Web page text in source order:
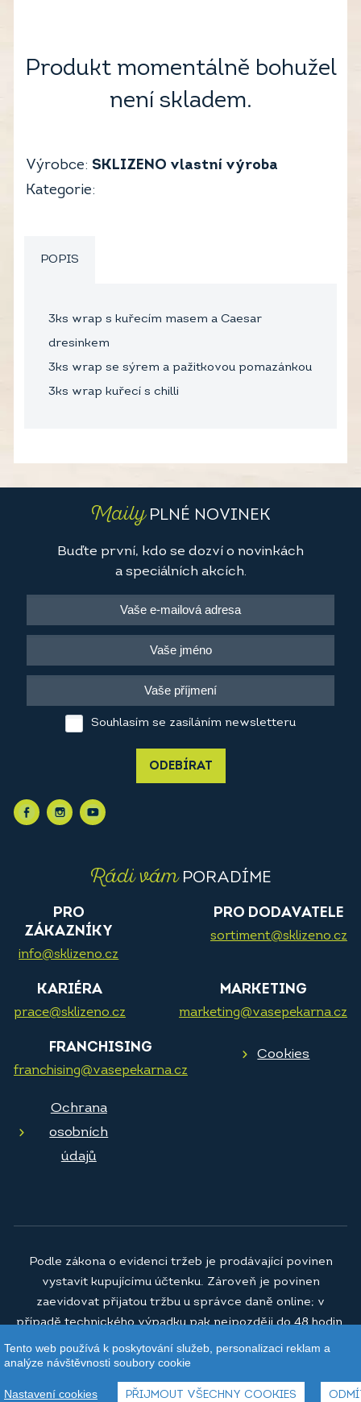
Produkt momentálně bohužel
není skladem.
Výrobce: SKLIZENO vlastní výroba
Kategorie:
POPIS
3ks wrap s kuřecím masem a Caesar
dresinkem
3ks wrap se sýrem a pažitkovou pomazánkou
3ks wrap kuřecí s chilli
MailyPLNÉ NOVINEK
Buďte první, kdo se dozví o novinkách
a speciálních akcích.
Souhlasím se zasíláním newsletteru
ODEBÍRAT
Rádi vámPORADÍME
PRO
ZÁKAZNÍKY
info@sklizeno.cz
PRO DODAVATELE
sortiment@sklizeno.cz
KARIÉRA
prace@sklizeno.cz
MARKETING
marketing@vasepekarna.cz
FRANCHISING
franchising@vasepekarna.cz
Cookies
Ochrana
osobních
údajů
© 2026Vaše pekárna a.s.
Podle zákona o evidenci tržeb je prodávající povinen
vystavit kupujícímu účtenku. Zároveň je povinen
zaevidovat přijatou tržbu u správce daně online; v
případě technického výpadku pak nejpozději do 48 hodin.
Tento web používá k poskytování služeb, personalizaci reklam a
analýze návštěvnosti soubory cookie
Nastavení cookies PŘIJMOUT VŠECHNY COOKIES